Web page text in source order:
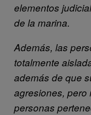
elementos
de la marina.
Además, las
totalmente
además de que
agresiones, pero
personas